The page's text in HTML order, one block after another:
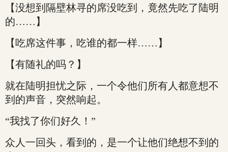
【没想到隔壁林寻的席没吃到，竟然先吃了陆明
的……】
【吃席这件事，吃谁的都一样……】
【有随礼的吗？】
就在陆明担忧之际，一个令他们所有人都意想不
到的声音，突然响起。
“我找了你们好久！”
众人一回头，看到的，是一个让他们绝想不到的